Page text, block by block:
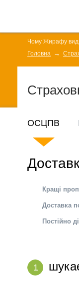
Чому Жирафу
Головна
ОСЦПВ
Кращі
Доставка
Постійно
1